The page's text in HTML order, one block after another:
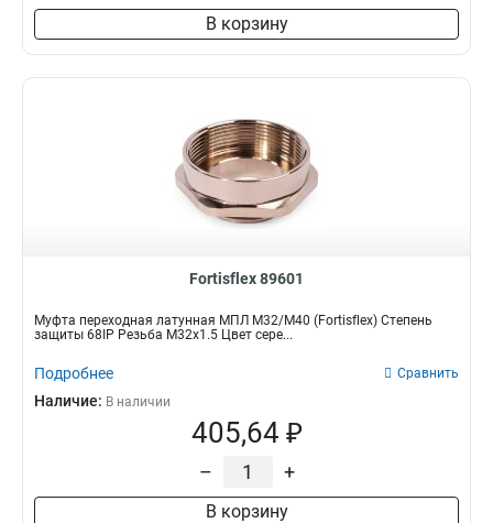
В корзину
Fortisflex 89601
Муфта переходная латунная МПЛ М32/М40 (Fortisflex) Степень
защиты 68IP Резьба M32x1.5 Цвет сере...
Подробнее Сравнить
Наличие: В наличии
405,64 ₽
– +
В корзину